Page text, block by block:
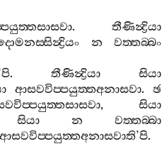
. තීණින්‍ද්‍රියා
න
වත‍්තබ‍්බං
පි. තීණින්‍ද්‍රියා
සියා
ආසවවිප‍්පයුත‍්තඅනාසවා. ඡ
, සියා
සියා න
වත‍්තබ‍්බා
ආසවවිප‍්පයුත‍්තඅනාසවාති’පි.